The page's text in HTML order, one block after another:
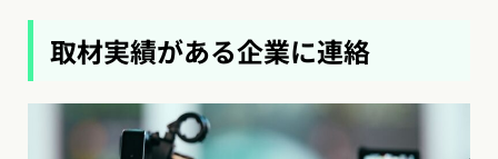
取材実績がある企業に連絡